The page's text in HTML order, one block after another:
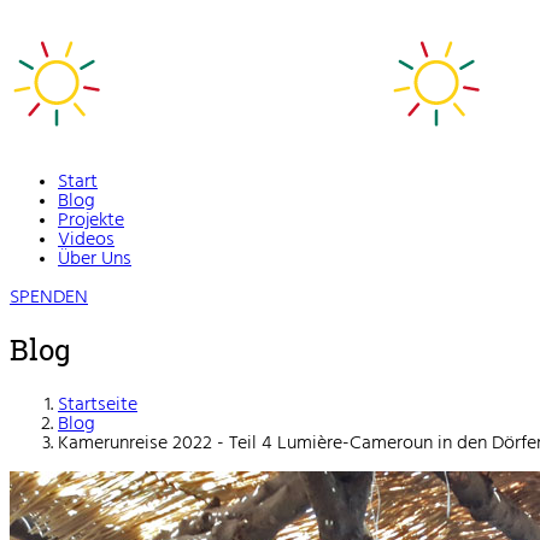
Start
Blog
Projekte
Videos
Über Uns
SPENDEN
Blog
Startseite
Blog
Kamerunreise 2022 - Teil 4 Lumière-Cameroun in den